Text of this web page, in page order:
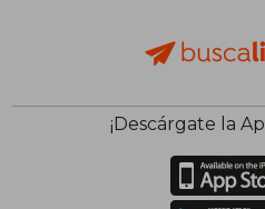
$ 31.58
$ 17.37
¡Descárgate la